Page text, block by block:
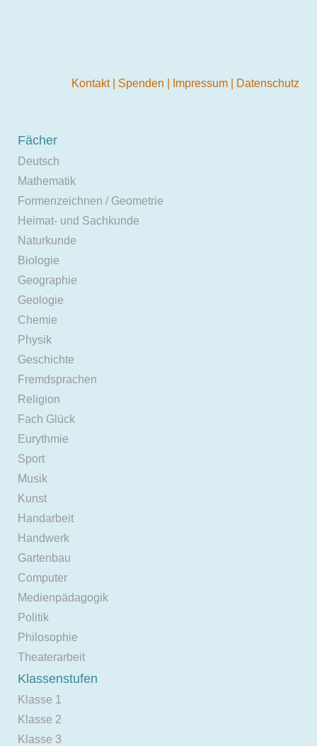
Kontakt Spenden Impressum Datenschutz
Fächer
Deutsch
Mathematik
Formenzeichnen / Geometrie
Heimat- und Sachkunde
Naturkunde
Biologie
Geographie
Geologie
Chemie
Physik
Geschichte
Fremdsprachen
Religion
Fach Glück
Eurythmie
Sport
Musik
Kunst
Handarbeit
Handwerk
Gartenbau
Computer
Medienpädagogik
Politik
Philosophie
Theaterarbeit
Klassenstufen
Klasse 1
Klasse 2
Klasse 3